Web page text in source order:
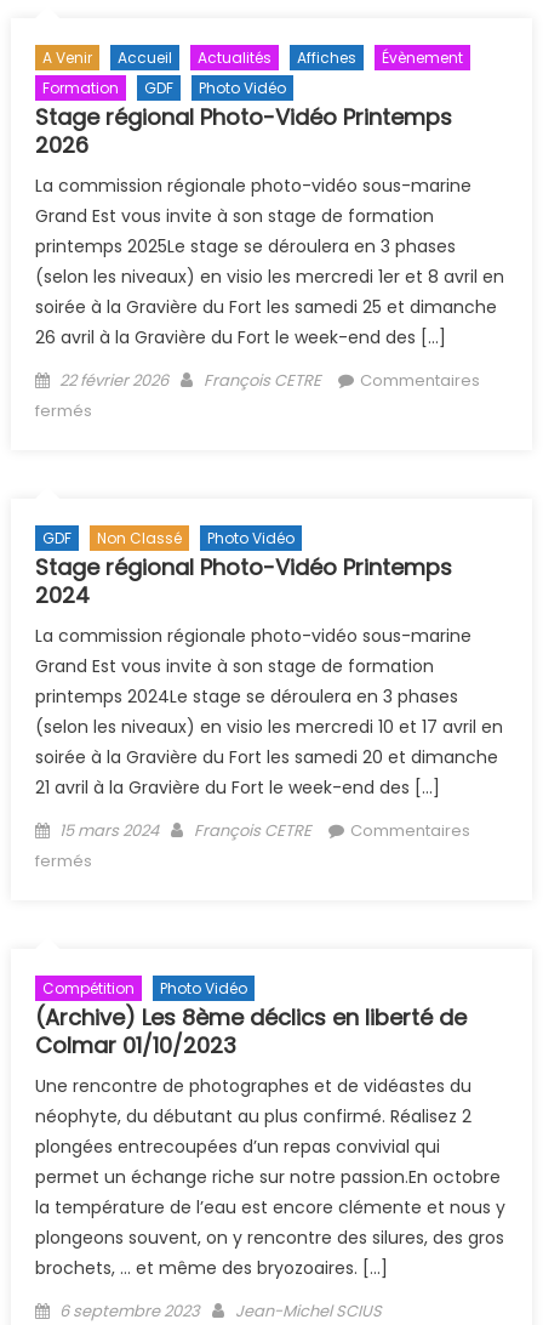
A Venir Accueil Actualités Affiches
Évènement
Formation
GDF Photo Vidéo
Stage régional Photo-Vidéo Printemps
2026
La commission régionale photo-vidéo sous-marine
Grand Est vous invite à son stage de formation
printemps 2025Le stage se déroulera en 3 phases
(selon les niveaux) en visio les mercredi 1er et 8 avril en
soirée à la Gravière du Fort les samedi 25 et dimanche
26 avril à la Gravière du Fort le week-end des […]
Posted on
22 février 2026 Author
François CETRE
Commentaires
fermés
GDF Non Classé Photo Vidéo
Stage régional Photo-Vidéo Printemps
2024
La commission régionale photo-vidéo sous-marine
Grand Est vous invite à son stage de formation
printemps 2024Le stage se déroulera en 3 phases
(selon les niveaux) en visio les mercredi 10 et 17 avril en
soirée à la Gravière du Fort les samedi 20 et dimanche
21 avril à la Gravière du Fort le week-end des […]
Posted on
15 mars 2024 Author
François CETRE
Commentaires
fermés
Compétition Photo Vidéo
(Archive) Les 8ème déclics en liberté de
Colmar 01/10/2023
Une rencontre de photographes et de vidéastes du
néophyte, du débutant au plus confirmé. Réalisez 2
plongées entrecoupées d’un repas convivial qui
permet un échange riche sur notre passion.En octobre
la température de l’eau est encore clémente et nous y
plongeons souvent, on y rencontre des silures, des gros
brochets, … et même des bryozoaires. […]
Posted on
6 septembre 2023 Author
Jean-Michel SCIUS